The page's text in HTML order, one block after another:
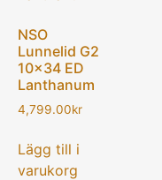
NSO
Lunnelid G2
10×34 ED
Lanthanum
4,799.00kr
Lägg till i
varukorg